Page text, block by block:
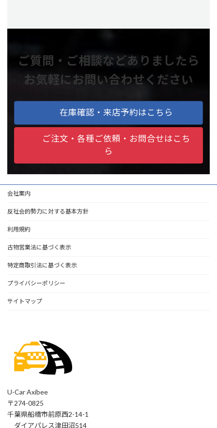
ご質問・ご相談などありましたら
お気軽にお問い合わせください
在庫確認・来店予約はこちら
ご注文・各種ご依頼・お問合せはこち
ら
会社案内
反社会的勢力に対する基本方針
利用規約
古物営業法に基づく表示
特定商取引法に基づく表示
プライバシーポリシー
サイトマップ
U-Car Axibee
〒274-0825
千葉県船橋市前原西2-14-1
ダイアパレス津田沼514